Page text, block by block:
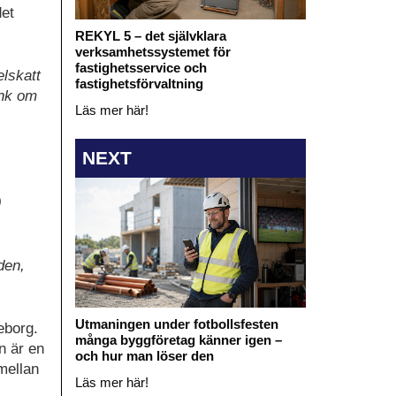
om
är en
REKYL 5 – det självklara
verksamhetssystemet för
fastighetsservice och
fastighetsförvaltning
Läs mer här!
NEXT
Utmaningen under fotbollsfesten
många byggföretag känner igen –
och hur man löser den
Läs mer här!